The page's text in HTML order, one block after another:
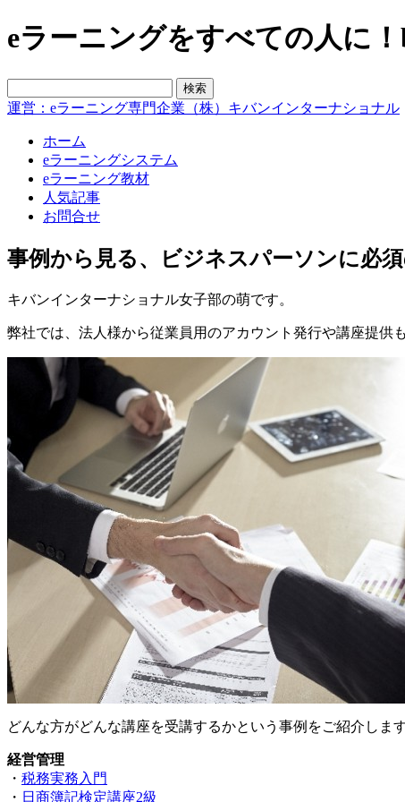
eラーニングをすべての人に
運営：eラーニング専門企業（株）キバンインターナショナル
ホーム
eラーニングシステム
eラーニング教材
人気記事
お問合せ
事例から見る、ビジネスパーソンに必
キバンインターナショナル女子部の萌です。
弊社では、法人様から従業員用のアカウント発行や講座提供
どんな方がどんな講座を受講するかという事例をご紹介します
経営管理
・ 税務実務入門
・ 日商簿記検定講座2級